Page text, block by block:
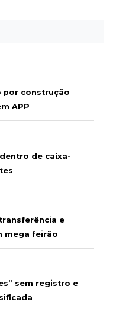
por construção
APP
de caixa-
e
mega feirão
sem registro e